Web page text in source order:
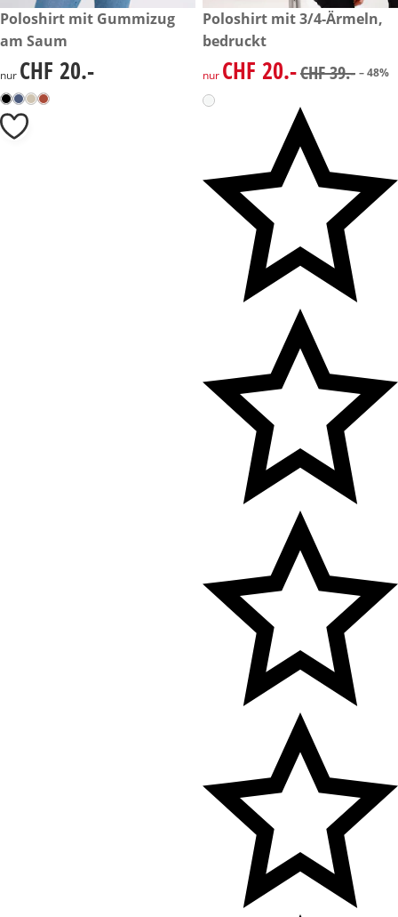
CHF 20.-
Poloshirt mit Gummizug
am Saum
CHF 20.-
nur CHF 20.-
reduzierter Preis CHF 20.-,
-48%
Poloshirt mit 3/4-Ärmeln,
bedruckt
reduzierter Preis CHF 20.-,
nur CHF 20.-CHF 39.- – 48%